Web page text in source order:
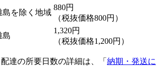
島を除く地域
880円
（税抜価格800円）
島
1,320円
（税抜価格1,200円）
達の所要日数の詳細は、「 納期・発送に